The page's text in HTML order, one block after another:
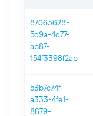
87063628-
5d9a-4d77-
ab87-
154f3398f2ab
53b7c74f-
a333-4fe1-
8679-